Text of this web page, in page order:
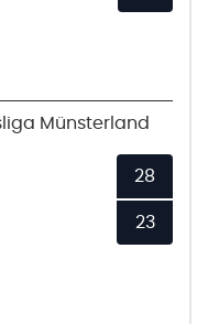
Münsterland
28
23